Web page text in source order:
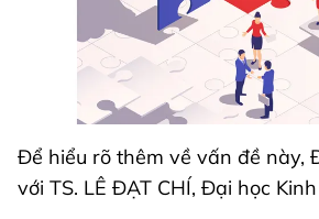
Để hiểu rõ thêm về vấn đề này,
với TS. LÊ ĐẠT CHÍ, Đại học